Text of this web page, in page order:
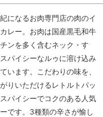
になるお肉専門店の肉のイ
レー。お肉は国産黒毛和牛
ンを多く含むネック・す
パイシーなルゥに溶け込み
います。こだわりの味を、
りいただけるレトルトパッ
パイシーでコクのある人気
です。3種類の辛さが愉し